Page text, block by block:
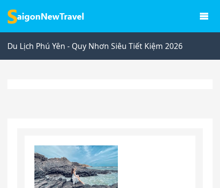
Du Lịch Phú Yên - Quy Nhơn Siêu Tiết Kiệm 2026